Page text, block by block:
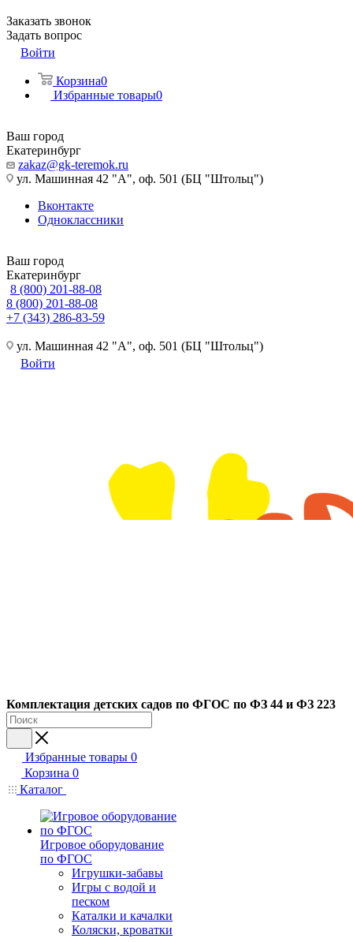
Заказать звонок
Задать вопрос
Войти
Корзина0
Избранные товары0
Ваш город
Екатеринбург
zakaz@gk-teremok.ru
ул. Машинная 42 "А", оф. 501 (БЦ "Штольц")
Вконтакте
Одноклассники
Ваш город
Екатеринбург
8 (800) 201-88-08
8 (800) 201-88-08
+7 (343) 286-83-59
ул. Машинная 42 "А", оф. 501 (БЦ "Штольц")
Войти
Комплектация детских садов по ФГОC по ФЗ 44 и ФЗ 223
Избранные товары 0
Корзина 0
Каталог
Игровое оборудование
по ФГОС
Игрушки-забавы
Игры с водой и
песком
Каталки и качалки
Коляски, кроватки